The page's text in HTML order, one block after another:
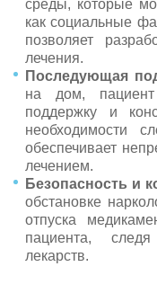
среды, которые
как социальные
позволяет
лечения.
Последующая
на дом,
поддержку и
необходимости
обеспечивает
лечением.
Безопасность и
обстановке
отпуска
пациента,
лекарств.